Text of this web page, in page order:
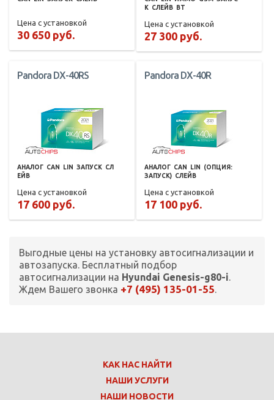
Цена с установкой
30 650 руб.
К СЛЕЙВ BT
Цена с установкой
27 300 руб.
Pandora DX-40RS
АНАЛОГ CAN LIN ЗАПУСК СЛ
ЕЙВ
Цена с установкой
17 600 руб.
Pandora DX-40R
АНАЛОГ CAN LIN
(ОПЦИЯ:
ЗАПУСК) СЛЕЙВ
Цена с установкой
17 100 руб.
Выгодные цены на установку автосигнализации и
автозапуска. Бесплатный подбор
автосигнализации на Hyundai Genesis-g80-i.
Ждем Вашего звонка +7 (495) 135-01-55.
КАК НАС НАЙТИ
НАШИ УСЛУГИ
НАШИ НОВОСТИ